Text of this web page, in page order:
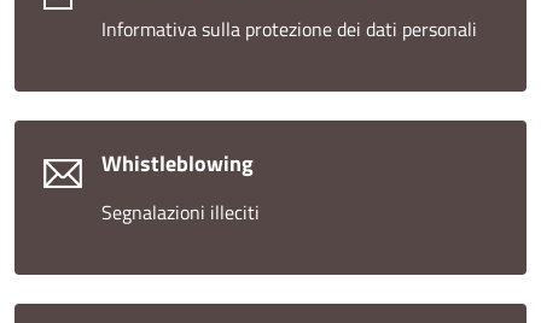
Informativa sulla protezione dei dati personali
Whistleblowing
Segnalazioni illeciti